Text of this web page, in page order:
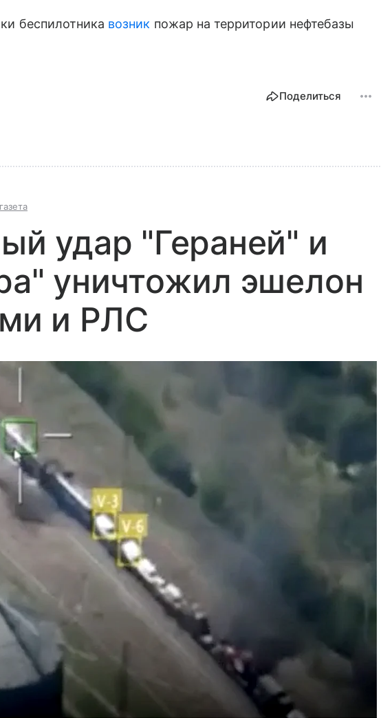
беспилотника возник пожар на территории нефтебазы
Поделиться
удар "Гераней" и
уничтожил эшелон
и РЛС